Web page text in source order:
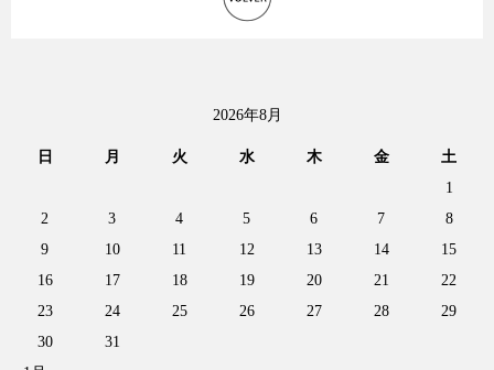
2026年8月
日 月 火 水 木 金 土
1
2
3 4 5 6 7
8
9
10 11 12 13 14
15
16
17 18 19 20 21
22
23
24 25 26 27 28
29
30
31